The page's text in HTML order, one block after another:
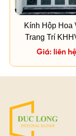
Kính Hộp Hoa
Trang Trí
Giá: liên hệ